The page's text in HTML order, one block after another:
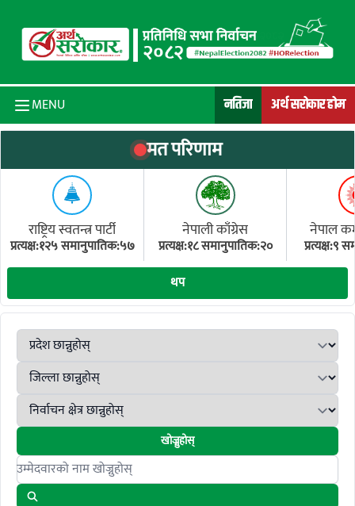
MENU नतिजा अर्थ सरोकार होम
मत परिणाम
राष्ट्रिय स्वतन्त्र पार्टी
प्रत्यक्ष:१२५ समानुपातिक:५७
नेपाली काँग्रेस
प्रत्यक्ष:१८ समानुपातिक:२०
नेपाल
प्रत्यक्ष:९
थप
खोज्नुहोस्
Search candidates